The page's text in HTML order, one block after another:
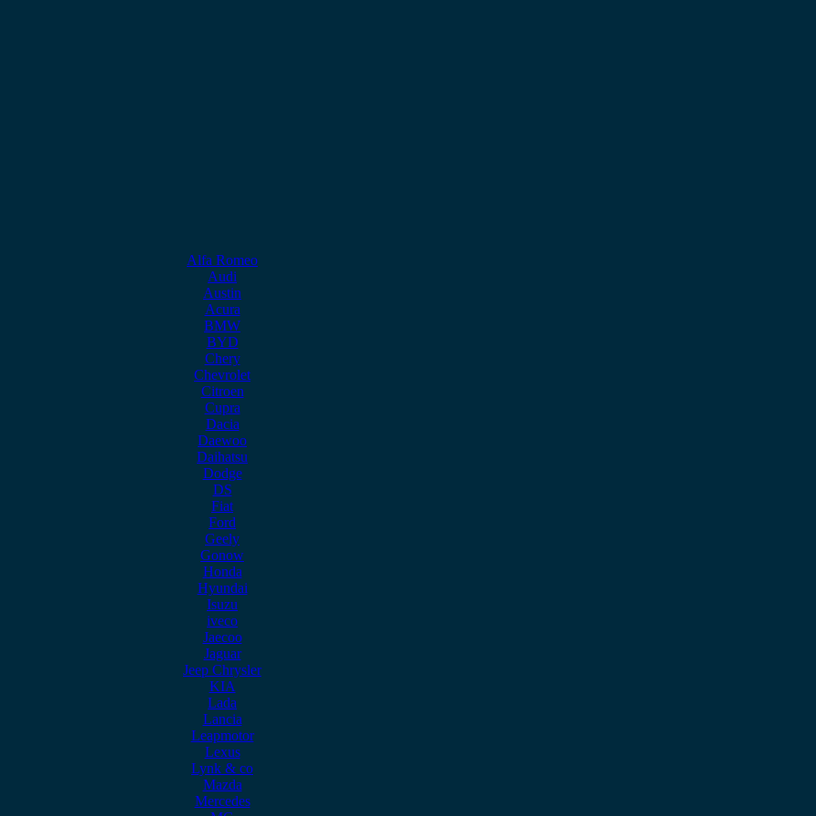
Alfa Romeo
Audi
Austin
Acura
BMW
BYD
Chery
Chevrolet
Citroen
Cupra
Dacia
Daewoo
Daihatsu
Dodge
DS
Fiat
Ford
Geely
Gonow
Honda
Hyundai
Isuzu
iveco
Jaecoo
Jaguar
Jeep Chrysler
KIA
Lada
Lancia
Leapmotor
Lexus
Lynk & co
Mazda
Mercedes